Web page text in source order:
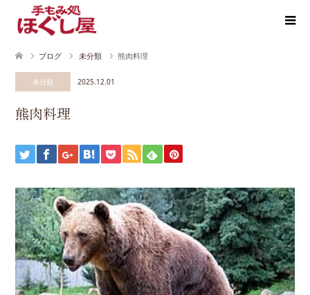
ブログ 未分類 熊肉料理
未分類 2025.12.01
熊肉料理